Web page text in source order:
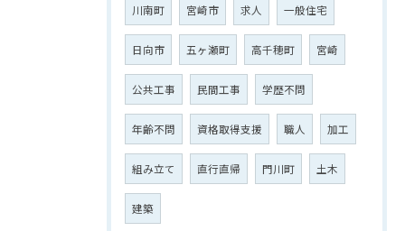
川南町 宮崎市 求人 一般住宅
日向市 五ヶ瀬町 高千穂町 宮崎
公共工事 民間工事 学歴不問
年齢不問 資格取得支援 職人 加工
組み立て 直行直帰 門川町 土木
建築